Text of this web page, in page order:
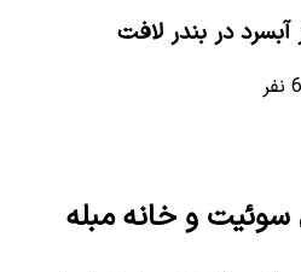
آبسرد در بندر لافت
6 نفر
سوئیت و خانه مبله